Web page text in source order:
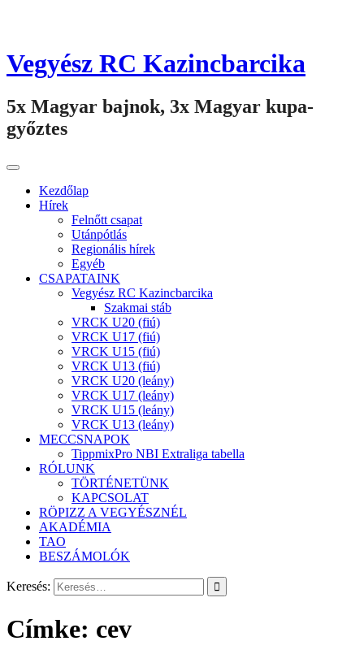
Vegyész RC Kazincbarcika
5x Magyar bajnok, 3x Magyar kupa-
győztes
Kezdőlap
Hírek
Felnőtt csapat
Utánpótlás
Regionális hírek
Egyéb
CSAPATAINK
Vegyész RC Kazincbarcika
Szakmai stáb
VRCK U20 (fiú)
VRCK U17 (fiú)
VRCK U15 (fiú)
VRCK U13 (fiú)
VRCK U20 (leány)
VRCK U17 (leány)
VRCK U15 (leány)
VRCK U13 (leány)
MECCSNAPOK
TippmixPro NBI Extraliga tabella
RÓLUNK
TÖRTÉNETÜNK
KAPCSOLAT
RÖPIZZ A VEGYÉSZNÉL
AKADÉMIA
TAO
BESZÁMOLÓK
Keresés:
Címke: cev